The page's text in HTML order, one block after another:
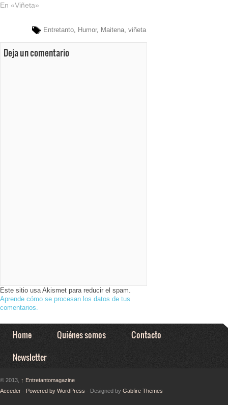
En «Viñeta»
Entretanto, Humor, Maitena, viñeta
Deja un comentario
Este sitio usa Akismet para reducir el spam.
Aprende cómo se procesan los datos de tus
comentarios.
Home Quiénes somos
Contacto
Newsletter
© 2013, ↑ Entretantomagazine
Acceder - Powered by WordPress - Designed by Gabfire Themes